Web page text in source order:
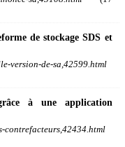
de stockage SDS et
version-de-sa,42599.html
à une application
contrefacteurs,42434.html